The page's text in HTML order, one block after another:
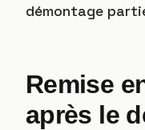
démontage
Remise
après le